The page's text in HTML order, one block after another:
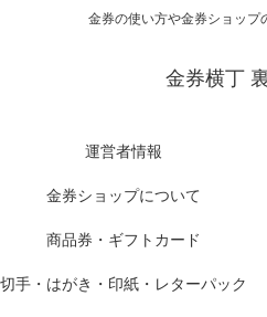
金券の使い方や金券ショップ
金券横丁
運営者情報
金券ショップについて
商品券・ギフトカード
切手・はがき・印紙・レターパック